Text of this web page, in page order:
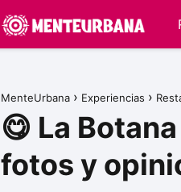
MenteUrbana Experiencias
😋 La
fotos y